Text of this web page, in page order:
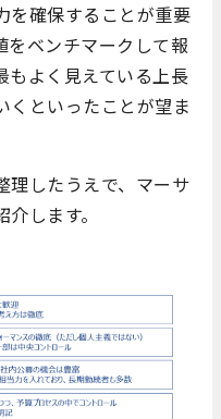
を確保することが重要
をベンチマークして報
もよく見えている上長
くといったことが望ま
理したうえで、マーサ
します。